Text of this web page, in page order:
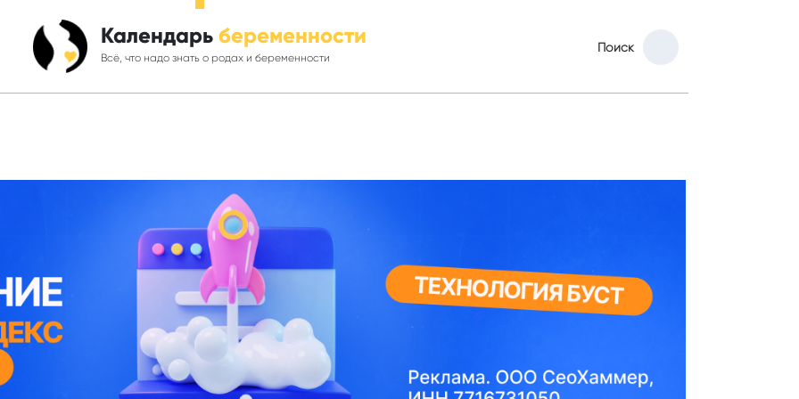
Календарь беременности
Всё, что надо знать о родах и беременности
Поиск